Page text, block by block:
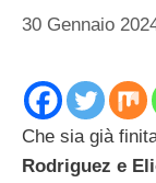
30 Gennaio
Che sia già
Rodriguez e